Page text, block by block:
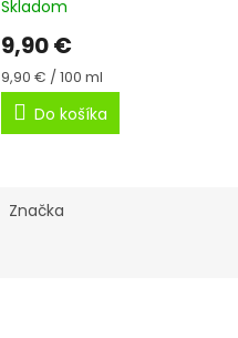
Skladom
9,90 €
Jednotková
cena:
9,90 € / 100 ml
Do košíka
Značka